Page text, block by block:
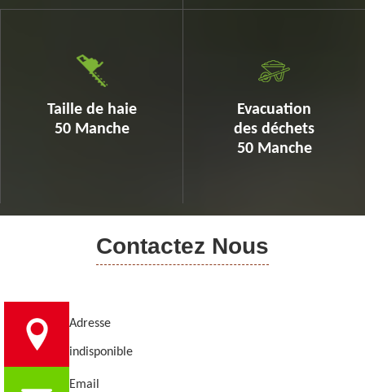
Taille de haie
50 Manche
Evacuation
des déchets
50 Manche
Contactez Nous
Adresse
indisponible
Email